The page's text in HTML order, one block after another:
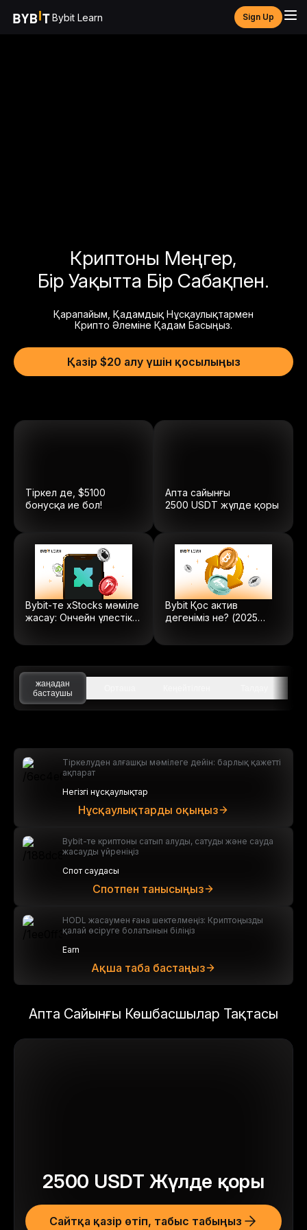
Bybit Learn Sign Up
Криптоны Меңгер,
Бір Уақытта Бір Сабақпен.
Қарапайым, Қадамдық Нұсқаулықтармен
Крипто Әлеміне Қадам Басыңыз.
Қазір $20 алу үшін қосылыңыз
Тіркел де, $5100
бонусқа ие бол!
Апта сайынғы
2500 USDT жүлде қоры
Bybit-те xStocks мәміле
жасау: Ончейн үлестік
Bybit Қос актив
дегеніміз не? (2025
жаңадан
бастаушы
Тіркелуден алғашқы мәмілеге дейін: барлық қажетті
ақпарат
Негізгі нұсқаулықтар
Нұсқаулықтарды оқыңыз
Bybit-те криптоны сатып алуды, сатуды және сауда
жасауды үйреніңіз
Спот саудасы
Спотпен танысыңыз
HODL жасаумен ғана шектелмеңіз: Криптоңызды
қалай өсіруге болатынын біліңіз
Earn
Ақша таба бастаңыз
Апта Сайынғы Көшбасшылар Тақтасы
2500 USDT Жүлде қоры
Сайтқа қазір өтіп, табыс табыңыз